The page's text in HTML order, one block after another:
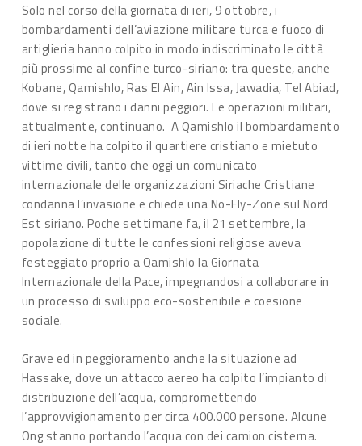
Solo nel corso della giornata di ieri, 9 ottobre, i
bombardamenti dell’aviazione militare turca e fuoco di
artiglieria hanno colpito in modo indiscriminato le città
più prossime al confine turco-siriano: tra queste, anche
Kobane, Qamishlo, Ras El Ain, Ain Issa, Jawadia, Tel Abiad,
dove si registrano i danni peggiori. Le operazioni militari,
attualmente, continuano. A Qamishlo il bombardamento
di ieri notte ha colpito il quartiere cristiano e mietuto
vittime civili, tanto che oggi un comunicato
internazionale delle organizzazioni Siriache Cristiane
condanna l’invasione e chiede una No-Fly-Zone sul Nord
Est siriano. Poche settimane fa, il 21 settembre, la
popolazione di tutte le confessioni religiose aveva
festeggiato proprio a Qamishlo la Giornata
Internazionale della Pace, impegnandosi a collaborare in
un processo di sviluppo eco-sostenibile e coesione
sociale.
Grave ed in peggioramento anche la situazione ad
Hassake, dove un attacco aereo ha colpito l’impianto di
distribuzione dell’acqua, compromettendo
l’approvvigionamento per circa 400.000 persone. Alcune
Ong stanno portando l’acqua con dei camion cisterna.